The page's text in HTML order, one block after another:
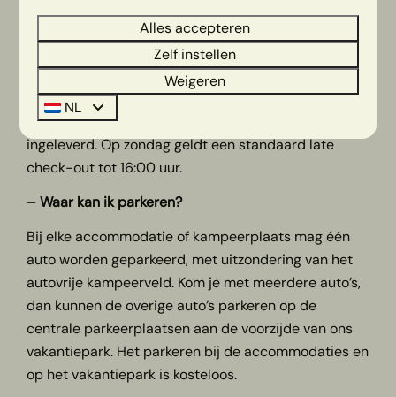
Verblijf
– Hoe laat moet ik uitchecken?
Je kunt uitchecken tot 10:00 uur. De sleutel van jouw
accommodatie dient bij de receptie te worden
ingeleverd. Op zondag geldt een standaard late
check-out tot 16:00 uur.
– Waar kan ik parkeren?
Bij elke accommodatie of kampeerplaats mag één
auto worden geparkeerd, met uitzondering van het
autovrije kampeerveld. Kom je met meerdere auto’s,
dan kunnen de overige auto’s parkeren op de
centrale parkeerplaatsen aan de voorzijde van ons
vakantiepark. Het parkeren bij de accommodaties en
op het vakantiepark is kosteloos.
Alles accepteren
Zelf instellen
Weigeren
NL